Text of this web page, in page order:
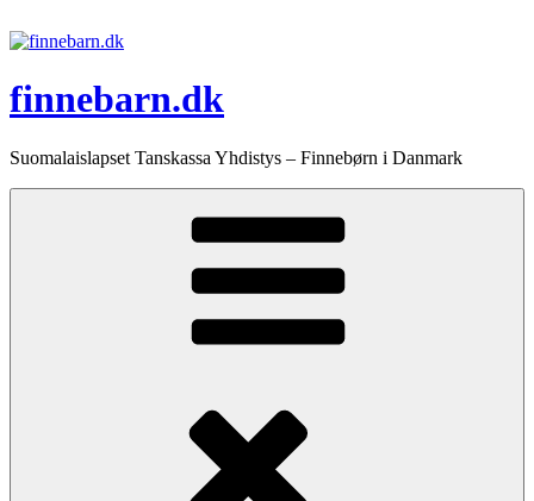
til
finnebarn.dk
Suomalaislapset Tanskassa Yhdistys – Finnebørn i Danmark